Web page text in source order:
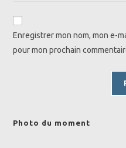
comment
de
Enregistrer mon nom, mon e-
pour mon prochain
Photo du moment